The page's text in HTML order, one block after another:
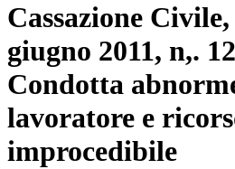
Cassazione
giugno 2011, n,.
Condotta
lavoratore e
improcedibile